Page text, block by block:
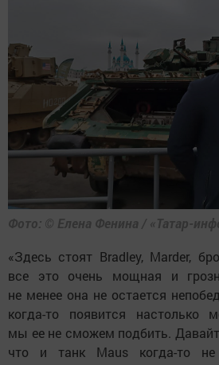
Фото: © Елена Фенина / «Татар-
«Здесь стоят Bradley, Marder,
все это очень мощная и
не менее она не остается
когда-то появится настолько
мы ее не сможем подбить.
что и танк Maus когда-то